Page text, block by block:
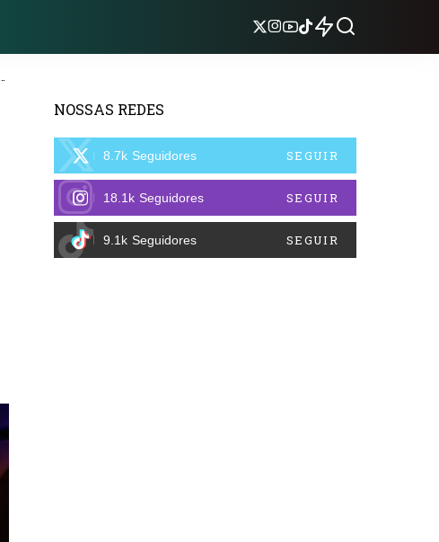
NOSSAS REDES
8.7k Seguidores SEGUIR
18.1k Seguidores SEGUIR
9.1k Seguidores SEGUIR